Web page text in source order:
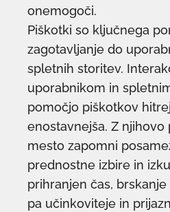
onemogoči.
Piškotki so ključnega
zagotavljanje do
spletnih storitev.
uporabnikom in
pomočjo piškotkov
enostavnejša. Z
mesto zapomni
prednostne izbire in
prihranjen čas,
pa učinkoviteje in